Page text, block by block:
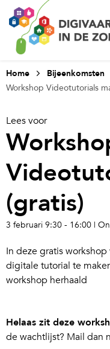
Home
Bijeenkomsten
Workshop Videotutorials
Lees voor
(gratis)
3 februari 9:30 - 16:00 |
In deze gratis
digitale tutorial te
workshop herhaald
Helaas zit deze
de wachtlijst? Mail dan